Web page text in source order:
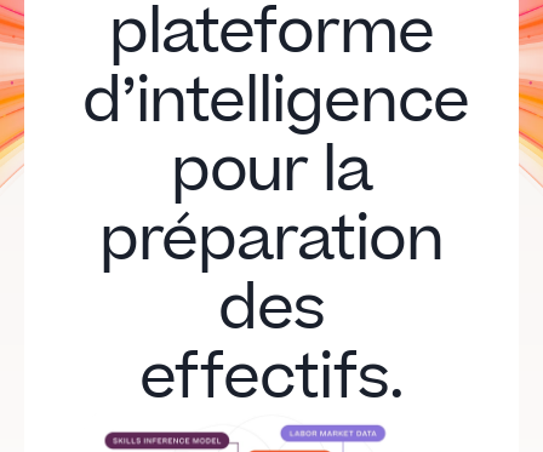
plateforme
d’intelligence
pour la
préparation
des
effectifs.